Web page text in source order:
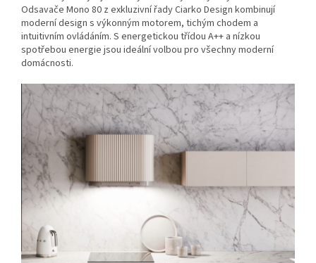
Odsavače Mono 80 z exkluzivní řady Ciarko Design kombinují
moderní design s výkonným motorem, tichým chodem a
intuitivním ovládáním. S energetickou třídou A++ a nízkou
spotřebou energie jsou ideální volbou pro všechny moderní
domácnosti.